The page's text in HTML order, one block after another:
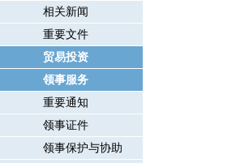
相关新闻
重要文件
贸易投资
领事服务
重要通知
领事证件
领事保护与协助